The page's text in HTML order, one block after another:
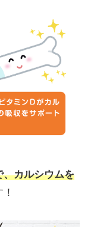
、カルシウムを